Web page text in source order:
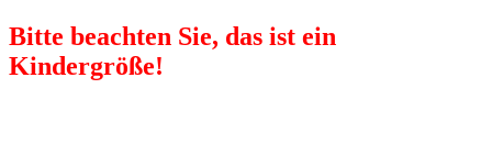
Bitte beachten Sie, das ist ein
Kindergröße!